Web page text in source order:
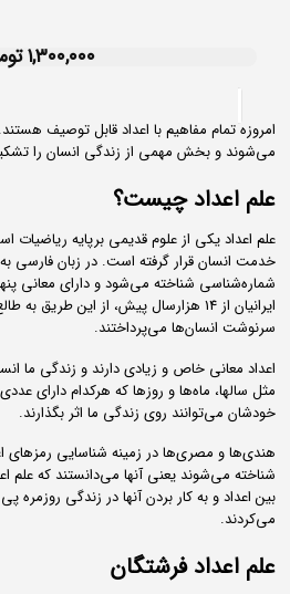
۱,۳۰۰,۰۰۰
امروزه تمام مفاهیم با اعداد قابل توصیف
می‌شوند و بخش مهمی از زندگی انسان را
علم اعداد چیست؟
علم اعداد یکی از علوم قدیمی برپایه
خدمت انسان‌ قرار گرفته است. در زبان فارسی
شماره‌شناسی شناخته می‌شود و دارای معانی
ایرانیان از 14 هزارسال پیش، از این
سرنوشت انسان‌ها می‌پرداختند.
اعداد معانی خاص و زیادی دارند و زندگی ما
مثل سالها، ماه‌ها و روزها که هرکدام دارای
خودشان می‌توانند روی زندگی ما اثر بگذارند.
هندی‌ها و مصری‌ها در زمینه شناسایی رمزهای
شناخته می‌شوند یعنی آنها می‌دانستند که علم
بین اعداد و به کار بردن آنها در زندگی روزمره
می‌کردند.
علم اعداد فرشتگان